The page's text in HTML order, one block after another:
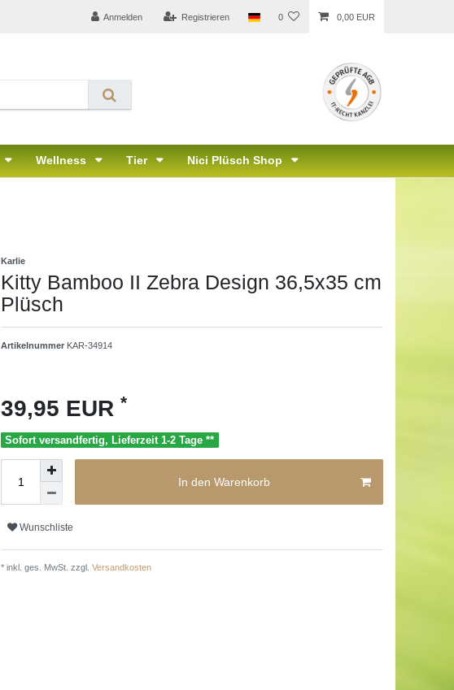
Anmelden Registrieren 0 0,00 EUR
Wellness Tier Nici Plüsch Shop
Karlie
Kitty Bamboo II Zebra Design 36,5x35 cm
Plüsch
Artikelnummer KAR-34914
39,95 EUR *
Sofort versandfertig, Lieferzeit 1-2 Tage **
In den Warenkorb
Wunschliste
* inkl. ges. MwSt. zzgl. Versandkosten